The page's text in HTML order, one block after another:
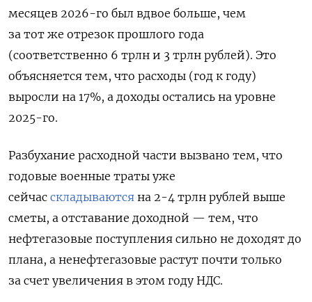
месяцев 2026-го был вдвое больше, чем
за тот же отрезок прошлого года
(соответственно 6 трлн и 3 трлн рублей). Это
объясняется тем, что расходы (год к году)
выросли на 17%, а доходы остались на уровне
2025-го.
Разбухание расходной части вызвано тем, что
годовые военные траты уже
сейчас складываются на 2-4 трлн рублей выше
сметы, а отставание доходной — тем, что
нефтегазовые поступления сильно не доходят до
плана, а ненефтегазовые растут почти только
за счет увеличения в этом году НДС.